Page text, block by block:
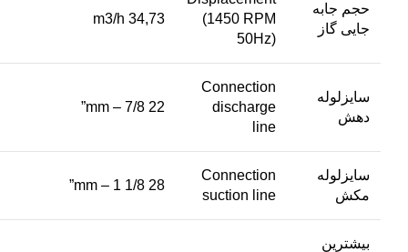
حجم جابه
جایی گاز
(1450 RPM
50Hz)
34,73 m3/h
سایزلوله
دهش
Connection
discharge
line
22 mm – 7/8”
سایزلوله
مکش
Connection
suction line
28 mm – 1 1/8”
بیشترین